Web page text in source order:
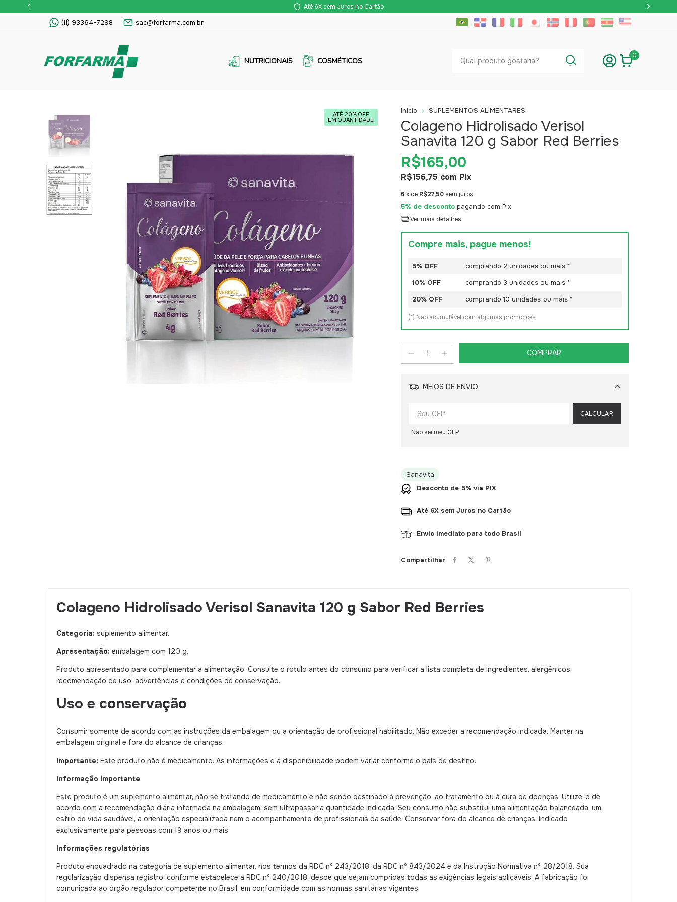
Até 6X sem Juros no Cartão
(11) 93364-7298 sac@forfarma.com.br
NUTRICIONAIS COSMÉTICOS
0
ATÉ 20% OFF
EM QUANTIDADE
Início SUPLEMENTOS ALIMENTARES
Colageno Hidrolisado Verisol
Sanavita 120 g Sabor Red Berries
R$165,00
R$156,75 com Pix
6x de R$27,50 sem juros
5% de desconto pagando com Pix
Ver mais detalhes
Compre mais, pague menos!
5% OFF
comprando 2 unidades ou mais *
10% OFF
comprando 3 unidades ou mais *
20% OFF
comprando 10 unidades ou mais *
(*) Não acumulável com algumas promoções
MEIOS DE ENVIO
Alterar CEP
CALCULAR
Não sei meu CEP
Sanavita
Desconto de 5% via PIX
Até 6X sem Juros no Cartão
Envio imediato para todo Brasil
Compartilhar
Colageno Hidrolisado Verisol Sanavita 120 g Sabor Red Berries
Categoria: suplemento alimentar.
Apresentação: embalagem com 120 g.
Produto apresentado para complementar a alimentação. Consulte o rótulo antes do consumo para verificar a lista completa de ingredientes, alergênicos,
recomendação de uso, advertências e condições de conservação.
Uso e conservação
Consumir somente de acordo com as instruções da embalagem ou a orientação de profissional habilitado. Não exceder a recomendação indicada. Manter na
embalagem original e fora do alcance de crianças.
Importante: Este produto não é medicamento. As informações e a disponibilidade podem variar conforme o país de destino.
Informação importante
Este produto é um suplemento alimentar, não se tratando de medicamento e não sendo destinado à prevenção, ao tratamento ou à cura de doenças. Utilize-o de
acordo com a recomendação diária informada na embalagem, sem ultrapassar a quantidade indicada. Seu consumo não substitui uma alimentação balanceada, um
estilo de vida saudável, a orientação especializada nem o acompanhamento de profissionais da saúde. Conservar fora do alcance de crianças. Indicado
exclusivamente para pessoas com 19 anos ou mais.
Informações regulatórias
Produto enquadrado na categoria de suplemento alimentar, nos termos da RDC nº 243/2018, da RDC nº 843/2024 e da Instrução Normativa nº 28/2018. Sua
regularização dispensa registro, conforme estabelece a RDC nº 240/2018, desde que sejam cumpridas todas as exigências legais aplicáveis. A fabricação foi
comunicada ao órgão regulador competente no Brasil, em conformidade com as normas sanitárias vigentes.